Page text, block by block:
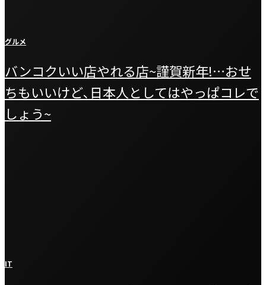
グルメ
バンコクいい店やれる店~謹賀新年!…おせ
ちもいいけど､日本人としてはやっぱコレで
しょう~
IT